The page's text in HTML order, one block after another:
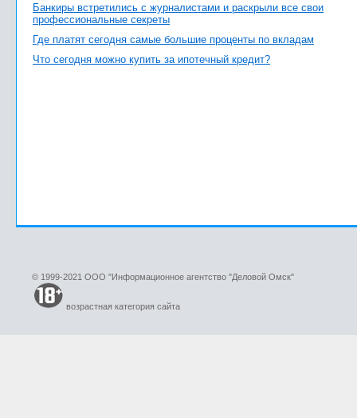
Банкиры встретились с журналистами и раскрыли все свои
профессиональные секреты
Где платят сегодня самые большие проценты по вкладам
Что сегодня можно купить за ипотечный кредит?
© 1999-2021 ООО "Информационное агентство "Деловой Омск"
возрастная категория сайта